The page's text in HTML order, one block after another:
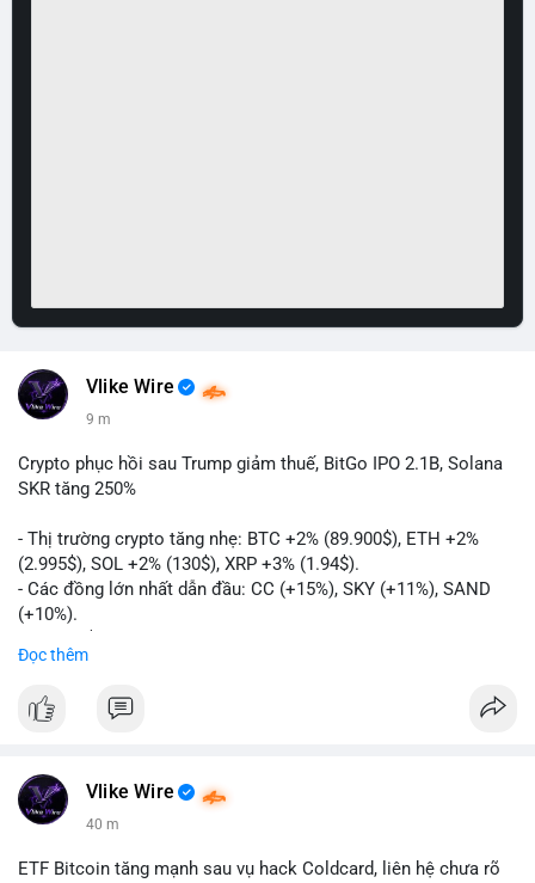
Vlike Wire
9 m
Crypto phục hồi sau Trump giảm thuế, BitGo IPO 2.1B, Solana
SKR tăng 250%
- Thị trường crypto tăng nhẹ: BTC +2% (89.900$), ETH +2%
(2.995$), SOL +2% (130$), XRP +3% (1.94$).
- Các đồng lớn nhất dẫn đầu: CC (+15%), SKY (+11%), SAND
(+10%).
hủy bỏ lệnh thuế EU.
và phân quyền Ethereum.
có sự đồng thuận hai đảng.
- Newrez xem xét Bitcoin và Ethereum trong việc xác định đủ
động.
Đọc thêm
Vlike Wire
40 m
ETF Bitcoin tăng mạnh sau vụ hack Coldcard, liên hệ chưa rõ